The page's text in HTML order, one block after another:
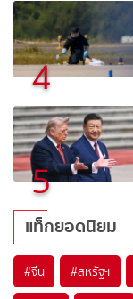
4
5
แท็กยอดนิยม
#จีน #สหรัฐฯ